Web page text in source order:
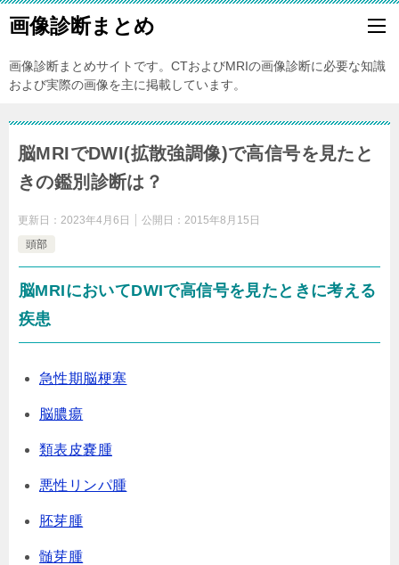
画像診断まとめ
画像診断まとめサイトです。CTおよびMRIの画像診断に必要な知識
および実際の画像を主に掲載しています。
脳MRIでDWI(拡散強調像)で高信号を見たと
きの鑑別診断は？
更新日： 2023年4月6日 公開日： 2015年8月15日
頭部
脳MRIにおいてDWIで高信号を見たときに考える
疾患
急性期脳梗塞
脳膿瘍
類表皮嚢腫
悪性リンパ腫
胚芽腫
髄芽腫